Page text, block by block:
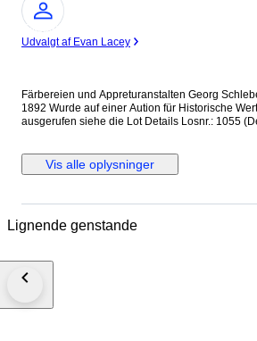
Ekspert
Udvalgt af Evan Lacey
Färbereien und Appreturanstalten Georg
1892 Wurde auf einer Aution für Historische Wertpapiere zu 250 Euro
ausgerufen siehe die Lot Details Losnr.: 1055 (Deutschland bis 1945
(Auflage 3500, R 7). Ausruf: 250,00 EUR
Ausgabe- ort: Reichenbach i.V. und Greiz + 6 weitere Internationaler
Vis alle oplysninger
Lignende genstande